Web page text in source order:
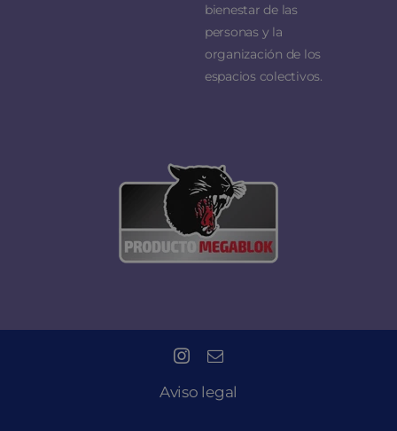
bienestar de las
personas y la
organización de los
espacios colectivos.
Aviso legal